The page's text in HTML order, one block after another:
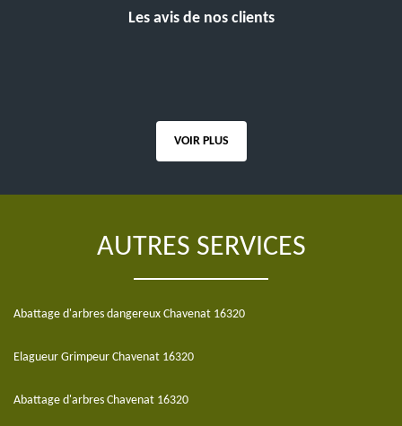
Les avis de nos clients
VOIR PLUS
AUTRES SERVICES
Abattage d'arbres dangereux Chavenat 16320
Elagueur Grimpeur Chavenat 16320
Abattage d'arbres Chavenat 16320